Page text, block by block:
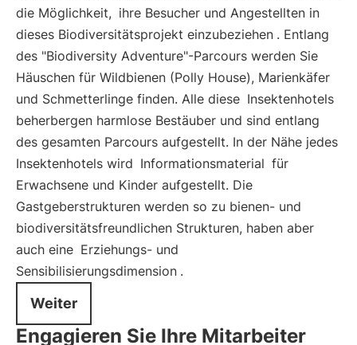
die Möglichkeit, ihre Besucher und Angestellten in
dieses Biodiversitätsprojekt einzubeziehen . Entlang
des "Biodiversity Adventure"-Parcours werden Sie
Häuschen für Wildbienen (Polly House), Marienkäfer
und Schmetterlinge finden. Alle diese Insektenhotels
beherbergen harmlose Bestäuber und sind entlang
des gesamten Parcours aufgestellt. In der Nähe jedes
Insektenhotels wird Informationsmaterial für
Erwachsene und Kinder aufgestellt. Die
Gastgeberstrukturen werden so zu bienen- und
biodiversitätsfreundlichen Strukturen, haben aber
auch eine Erziehungs- und
Sensibilisierungsdimension .
Weiter
Engagieren Sie Ihre Mitarbeiter